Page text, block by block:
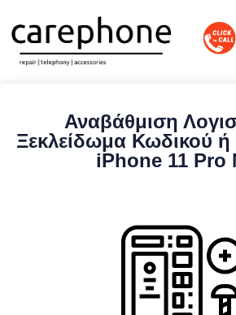
Αναβάθμιση
Ξεκλείδωμα Κωδικού ή
iPhone 11 Pro